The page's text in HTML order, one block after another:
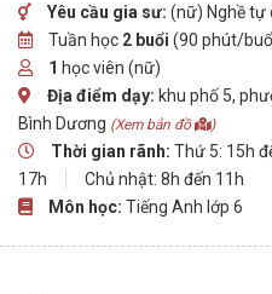
Yêu cầu gia sư: (nữ) Nghề tự
Tuần học 2 buổi (90 phút/
1 học viên (nữ)
Địa điểm dạy: khu phố 5,
Bình Dương (Xem bản đồ )
Thời gian rãnh: Thứ 5: 15h
17h
Chủ nhật: 8h đến 11h
Môn học: Tiếng Anh lớp 6